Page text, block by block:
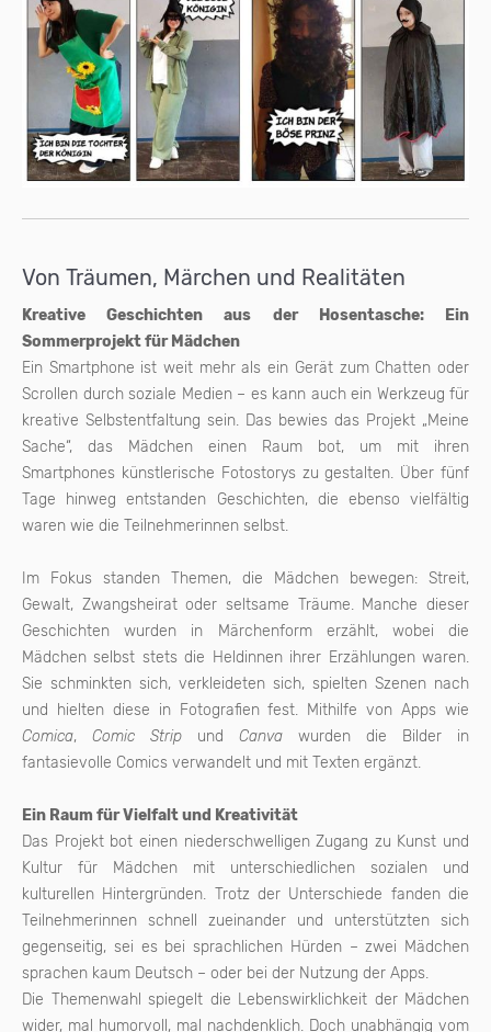
Von Träumen, Märchen und Realitäten
Kreative Geschichten aus der Hosentasche: Ein
Sommerprojekt für Mädchen
Ein Smartphone ist weit mehr als ein Gerät zum Chatten oder
Scrollen durch soziale Medien – es kann auch ein Werkzeug für
kreative Selbstentfaltung sein. Das bewies das Projekt „Meine
Sache“, das Mädchen einen Raum bot, um mit ihren
Smartphones künstlerische Fotostorys zu gestalten. Über fünf
Tage hinweg entstanden Geschichten, die ebenso vielfältig
waren wie die Teilnehmerinnen selbst.
Im Fokus standen Themen, die Mädchen bewegen: Streit,
Gewalt, Zwangsheirat oder seltsame Träume. Manche dieser
Geschichten wurden in Märchenform erzählt, wobei die
Mädchen selbst stets die Heldinnen ihrer Erzählungen waren.
Sie schminkten sich, verkleideten sich, spielten Szenen nach
und hielten diese in Fotografien fest. Mithilfe von Apps wie
Comica, Comic Strip und Canva wurden die Bilder in
fantasievolle Comics verwandelt und mit Texten ergänzt.
Ein Raum für Vielfalt und Kreativität
Das Projekt bot einen niederschwelligen Zugang zu Kunst und
Kultur für Mädchen mit unterschiedlichen sozialen und
kulturellen Hintergründen. Trotz der Unterschiede fanden die
Teilnehmerinnen schnell zueinander und unterstützten sich
gegenseitig, sei es bei sprachlichen Hürden – zwei Mädchen
sprachen kaum Deutsch – oder bei der Nutzung der Apps.
Die Themenwahl spiegelt die Lebenswirklichkeit der Mädchen
wider, mal humorvoll, mal nachdenklich. Doch unabhängig vom